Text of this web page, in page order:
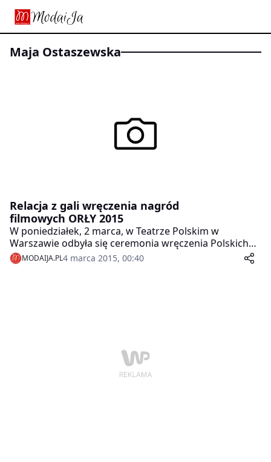
Maja Ostaszewska
Relacja z gali wręczenia nagród
filmowych ORŁY 2015
W poniedziałek, 2 marca, w Teatrze Polskim w
Warszawie odbyła się ceremonia wręczenia Polskich
Nagród Filmowych Orły 2015, dorocznych nagród
Polskiej Akademii Filmowej! Tegoroczna ceremonia
MODAIJA.PL4 marca 2015, 00:40